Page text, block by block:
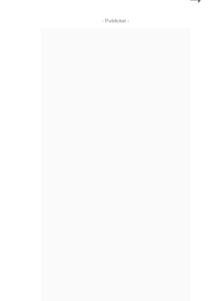
- Publicitat -